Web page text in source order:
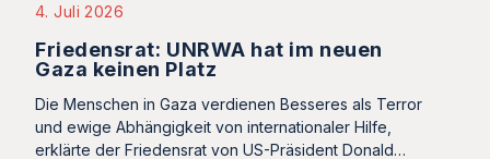
4. Juli 2026
Friedensrat: UNRWA hat im neuen
Gaza keinen Platz
Die Menschen in Gaza verdienen Besseres als Terror
und ewige Abhängigkeit von internationaler Hilfe,
erklärte der Friedensrat von US-Präsident Donald…